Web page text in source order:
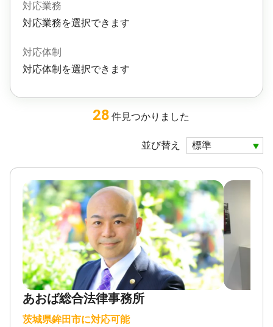
対応業務
対応業務を選択できます
対応体制
対応体制を選択できます
28 件見つかりました
並び替え
あおば総合法律事務所
茨城県鉾田市に対応可能